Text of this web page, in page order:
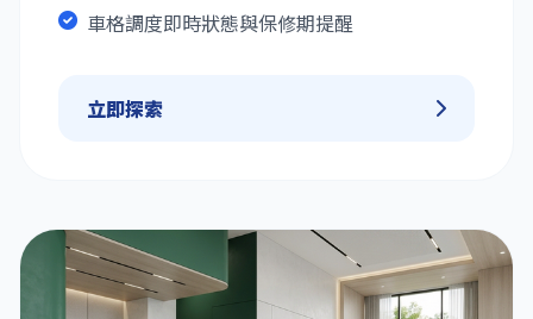
車格調度即時狀態與保修期提醒
立即探索